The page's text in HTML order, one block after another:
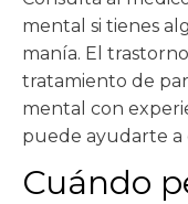
mental si tienes
manía. El
tratamiento de
mental con
puede ayudarte a
Cuándo